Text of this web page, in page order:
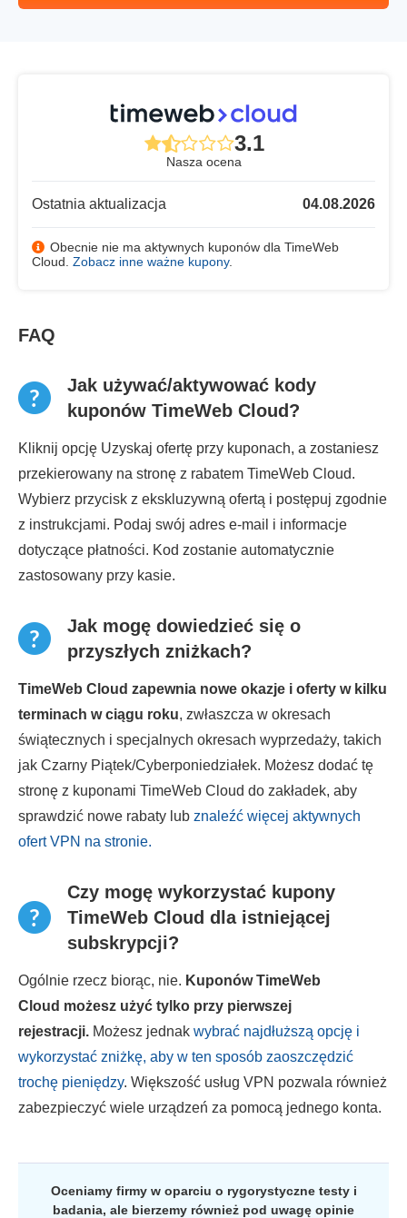
3.1
Nasza ocena
Ostatnia aktualizacja 04.08.2026
Obecnie nie ma aktywnych kuponów dla TimeWeb
Cloud. Zobacz inne ważne kupony.
FAQ
Jak używać/aktywować kody
kuponów TimeWeb Cloud?
Kliknij opcję Uzyskaj ofertę przy kuponach, a zostaniesz
przekierowany na stronę z rabatem TimeWeb Cloud.
Wybierz przycisk z ekskluzywną ofertą i postępuj zgodnie
z instrukcjami. Podaj swój adres e-mail i informacje
dotyczące płatności. Kod zostanie automatycznie
zastosowany przy kasie.
Jak mogę dowiedzieć się o
przyszłych zniżkach?
TimeWeb Cloud zapewnia nowe okazje i oferty w kilku
terminach w ciągu roku, zwłaszcza w okresach
świątecznych i specjalnych okresach wyprzedaży, takich
jak Czarny Piątek/Cyberponiedziałek. Możesz dodać tę
stronę z kuponami TimeWeb Cloud do zakładek, aby
sprawdzić nowe rabaty lub znaleźć więcej aktywnych
ofert VPN na stronie.
Czy mogę wykorzystać kupony
TimeWeb Cloud dla istniejącej
subskrypcji?
Ogólnie rzecz biorąc, nie. Kuponów TimeWeb
Cloud możesz użyć tylko przy pierwszej
rejestracji. Możesz jednak wybrać najdłuższą opcję i
wykorzystać zniżkę, aby w ten sposób zaoszczędzić
trochę pieniędzy. Większość usług VPN pozwala również
zabezpieczyć wiele urządzeń za pomocą jednego konta.
Oceniamy firmy w oparciu o rygorystyczne testy i
badania, ale bierzemy również pod uwagę opinie